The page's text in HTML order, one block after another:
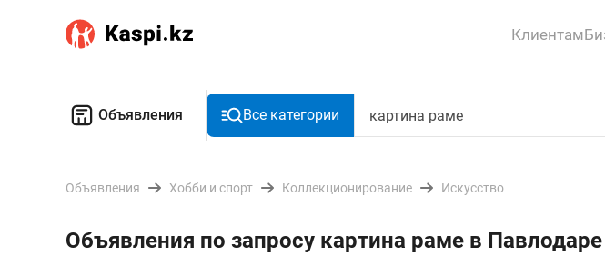
Клиентам
Объявления Все категории
Объявления Хобби и спорт Коллекционирование Искусство
Объявления по запросу картина раме в Павлодаре